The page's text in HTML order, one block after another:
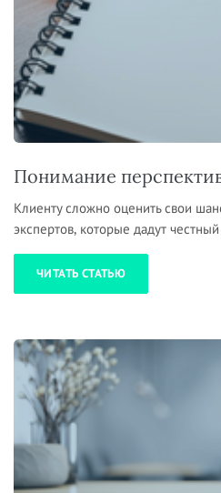
Понимание
Клиенту сложно оценить свои
экспертов, которые дадут
ЧИТАТЬ СТАТЬЮ